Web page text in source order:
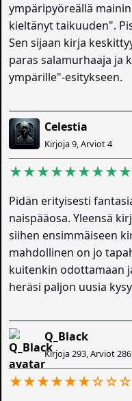
ympäripyöreällä
kieltänyt taikuuden".
Sen sijaan kirja
paras salamurhaaja ja
ympärille"-esitykseen.
Celestia
Kirjoja 9, Arviot 4
Pidän erityisesti
naispääosa. Yleensä
siihen ensimmäiseen
mahdollinen on jo
kuitenkin odottamaan
heräsi paljon uusia
Q_Black
Kirjoja 293, Arviot